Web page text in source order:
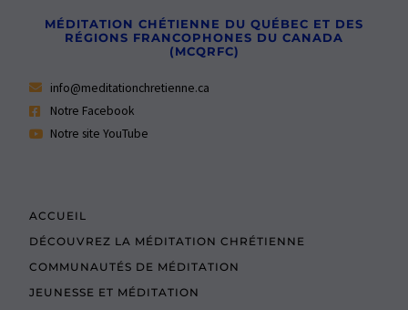
MÉDITATION CHÉTIENNE DU QUÉBEC ET DES
RÉGIONS FRANCOPHONES DU CANADA
(MCQRFC)
info@meditationchretienne.ca
Notre Facebook
Notre site YouTube
ACCUEIL
DÉCOUVREZ LA MÉDITATION CHRÉTIENNE
COMMUNAUTÉS DE MÉDITATION
JEUNESSE ET MÉDITATION